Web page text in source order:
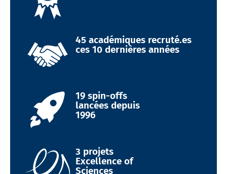
45 académiques recruté.es
ces 10 dernières années
19 spin-offs
lancées depuis
1996
3 projets
Excellence of
Sciences